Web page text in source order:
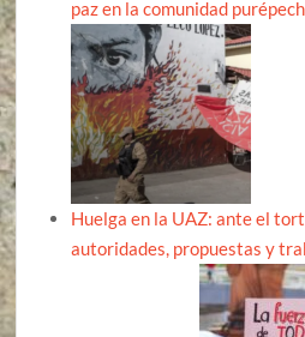
paz en la comunidad
Huelga en la UAZ: ante el
autoridades, propuestas y